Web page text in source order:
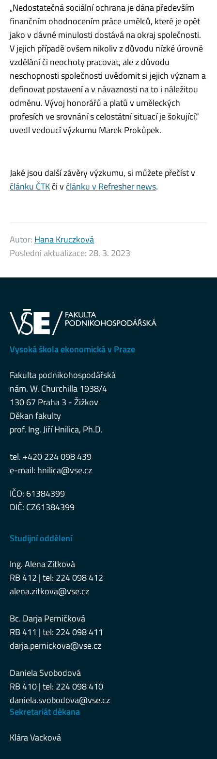
„Nedostatečná sociální ochrana je dána především
finančním ohodnocením práce umělců, které je opět
jako v dávné minulosti dostává na okraj společnosti.
V jejich případě ovšem nikoliv z důvodu nízké úrovně
vzdělání či neochoty pracovat, ale z důvodu
neschopnosti společnosti uvědomit si jejich význam a
definovat postavení a v návaznosti na to i náležitou
odměnu. Vývoj honorářů a platů v uměleckých
profesích ve srovnání s celostátní situací je šokující,“
uvedl vedoucí výzkumu Marek Prokůpek.
Jaké jsou další závěry výzkumu, si můžete přečíst v
článku ČTKči v článku v Refresher news.
Autor: Hana Kruczková
Poslední aktualizace: 28. 3. 2023
Vysoká škola ekonomická v Praze
Fakulta podnikohospodářská
nám. W. Churchilla 1938/4
130 67 Praha 3 - Žižkov
Děkan fakulty
prof. Ing. Jiří Hnilica, Ph.D.
tel. +420 224 098 439
e-mail: hnilica@vse.cz
IČO: 61384399
DIČ: CZ61384399
Studijní oddělení
Ing. Alena Zitková
RB 412 | tel: 224 098 412
alena.zitkova@vse.cz
Bc. Darja Perničková
RB 411 | tel: 224 098 411
darja.pernickova@vse.cz
Daniela Svobodová
RB 410 | tel: 224 098 410
daniela.svobodova@vse.cz
Sekretariát děkana
Klára Vacková